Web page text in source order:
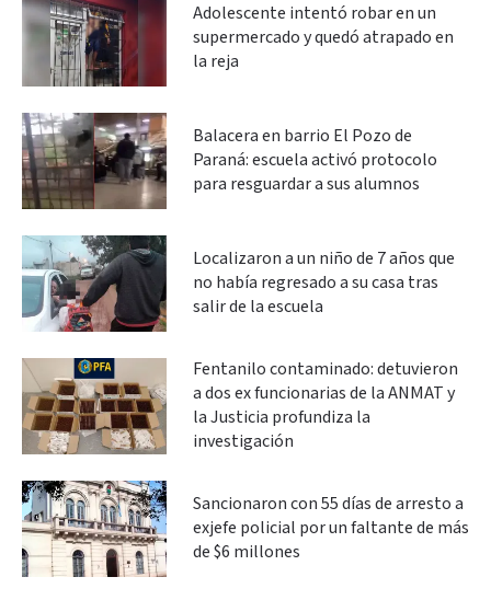
Adolescente intentó robar en un
supermercado y quedó atrapado en
la reja
Balacera en barrio El Pozo de
Paraná: escuela activó protocolo
para resguardar a sus alumnos
Localizaron a un niño de 7 años que
no había regresado a su casa tras
salir de la escuela
Fentanilo contaminado: detuvieron
a dos ex funcionarias de la ANMAT y
la Justicia profundiza la
investigación
Sancionaron con 55 días de arresto a
exjefe policial por un faltante de más
de $6 millones